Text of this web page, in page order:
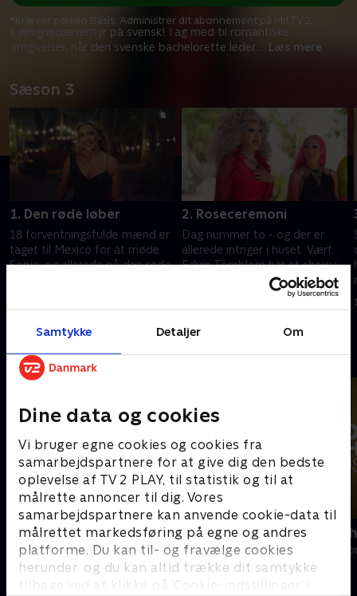
Samtykke Detaljer Om
Dine data og cookies
Vi bruger egne cookies og cookies fra
samarbejdspartnere for at give dig den bedste
oplevelse af TV 2 PLAY, til statistik og til at
målrette annoncer til dig. Vores
samarbejdspartnere kan anvende cookie-data til
målrettet markedsføring på egne og andres
platforme. Du kan til- og fravælge cookies
herunder, og du kan altid trække dit samtykke
tilbage ved at klikke på ’Cookie-indstillinger’ i
Kærlighedseventyr på svensk! Tag med til romantiske
omgivelser, når den svenske bachelorette leder... Læs mere
*Kræver pakken Basis. Administrer dit abonnement på Mit TV 2.
Sæson 3
1. Den røde løber
18 forventningsfulde mænd er
taget til Mexico for at møde
Sonja, og allerede på den røde
2. Roseceremoni
Dag nummer to - og der er
allerede intriger i huset. Vært
Edvin Törnblom har et show i
ærmet, som rusker op i tingene
og giver stof til eftertanke.
Andre så også
Bachelor Sverige
Reality • 1 sæsoner
Golden
Reality • 1